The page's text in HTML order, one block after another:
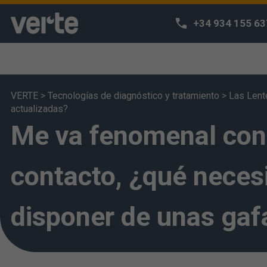
+34 934 155
VERTE > Tecnologías de diagnóstico y tratamiento > Las
actualizadas?
Me va fenomenal
contacto, ¿qué
disponer de unas
Utilizamos
acceda a
entiende
puede